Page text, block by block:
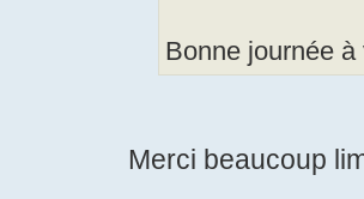
Bonne journée
Merci beaucoup